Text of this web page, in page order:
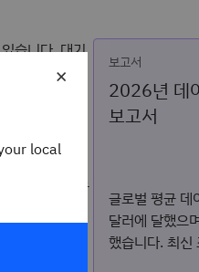
습니다. 대기
는 리소스가
을 활용함으로
보고서
2026년 데
보고서
글로벌 평균
달러에 달했으
했습니다. 최신
×
local